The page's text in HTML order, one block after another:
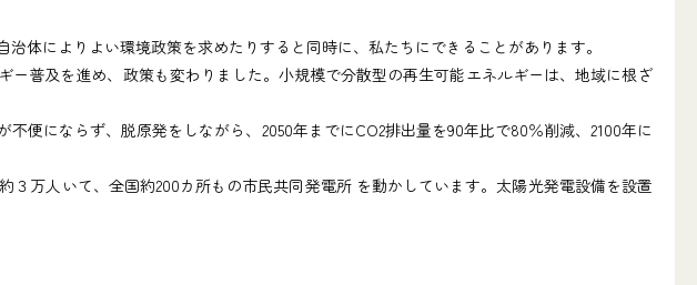
体によりよい環境政策を求めたりすると同時に、私たちにできることがあります。
普及を進め、政策も変わりました。小規模で分散型の再生可能エネルギーは、地域に根ざ
便にならず、脱原発をしながら、2050年までにCO2排出量を90年比で80％削減、2100年に
万人いて、全国約200カ所もの市民共同発電所 を動かしています。太陽光発電設備を設置